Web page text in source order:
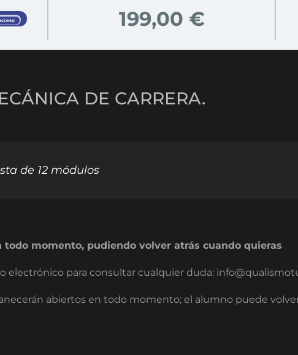
199,00 €
DE CARRERA.
de 12 módulos
momento, pudiendo volver atrás cuando quieras
electrónico para consultar cualquier duda:
abiertos en todo momento; el alumno puede